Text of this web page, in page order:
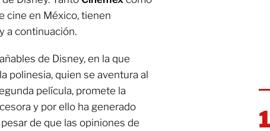
cine en México, tienen
a continuación.
de Disney, en la que
polinesia, quien se aventura al
película, promete la
y por ello ha generado
de que las opiniones de